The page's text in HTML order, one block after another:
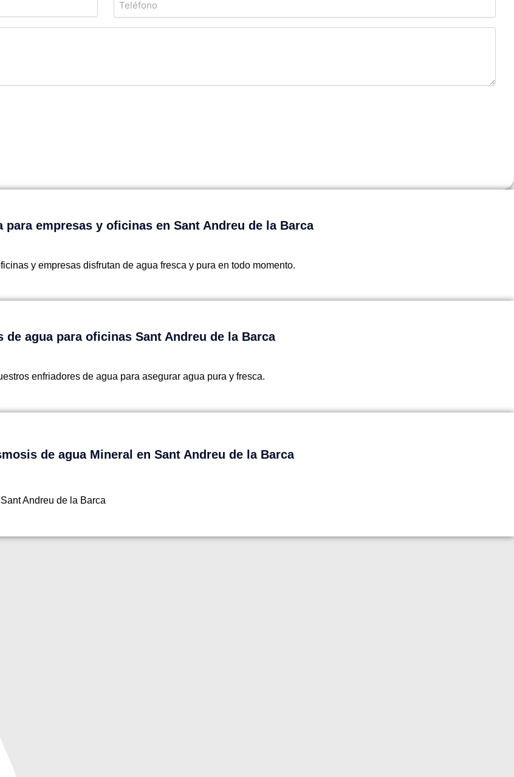
para empresas y oficinas en Sant Andreu de la Barca
y empresas disfrutan de agua fresca y pura en todo momento.
de agua para oficinas Sant Andreu de la Barca
enfriadores de agua para asegurar agua pura y fresca.
de agua Mineral en Sant Andreu de la Barca
Andreu de la Barca